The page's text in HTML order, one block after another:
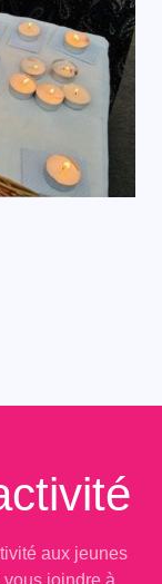
aux jeunes
vous joindre à